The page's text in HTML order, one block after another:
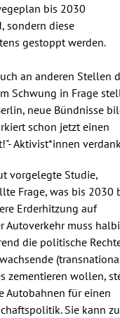
bis 2030
sondern diese
gestoppt werden.
an anderen Stellen
Schwung in Frage
neue Bündnisse
schon jetzt einen
Aktivist*innen
vorgelegte Studie,
Frage, was bis 2030
Erderhitzung auf
Autoverkehr muss
die politische
zementieren wollen,
Autobahnen für einen
Sie kann zu